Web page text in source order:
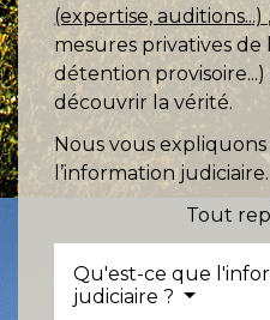
(expertise, auditions...)
mesures privatives
détention
découvrir la vérité.
Nous vous
l’information judiciaire.
Tout
Qu'est-ce que
judiciaire ?